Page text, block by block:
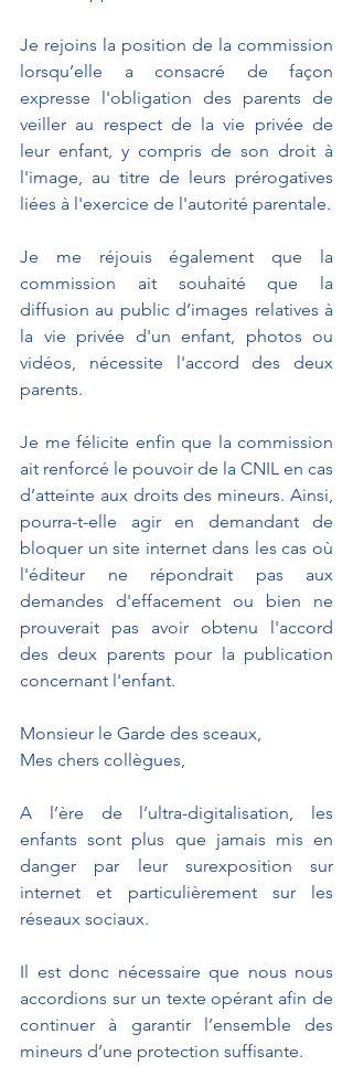
Je rejoins la position de la commission
lorsqu’elle a consacré de façon
expresse l'obligation des parents de
veiller au respect de la vie privée de
leur enfant, y compris de son droit à
l'image, au titre de leurs prérogatives
liées à l'exercice de l'autorité parentale.
Je me réjouis également que la
commission ait souhaité que la
diffusion au public d’images relatives à
la vie privée d'un enfant, photos ou
vidéos, nécessite l'accord des deux
parents.
Je me félicite enfin que la commission
ait renforcé le pouvoir de la CNIL en cas
d’atteinte aux droits des mineurs. Ainsi,
pourra-t-elle agir en demandant de
bloquer un site internet dans les cas où
l'éditeur ne répondrait pas aux
demandes d'effacement ou bien ne
prouverait pas avoir obtenu l'accord
des deux parents pour la publication
concernant l'enfant.
Monsieur le Garde des sceaux,
Mes chers collègues,
A l’ère de l’ultra-digitalisation, les
enfants sont plus que jamais mis en
danger par leur surexposition sur
internet et particulièrement sur les
réseaux sociaux.
Il est donc nécessaire que nous nous
accordions sur un texte opérant afin de
continuer à garantir l’ensemble des
mineurs d’une protection suffisante.